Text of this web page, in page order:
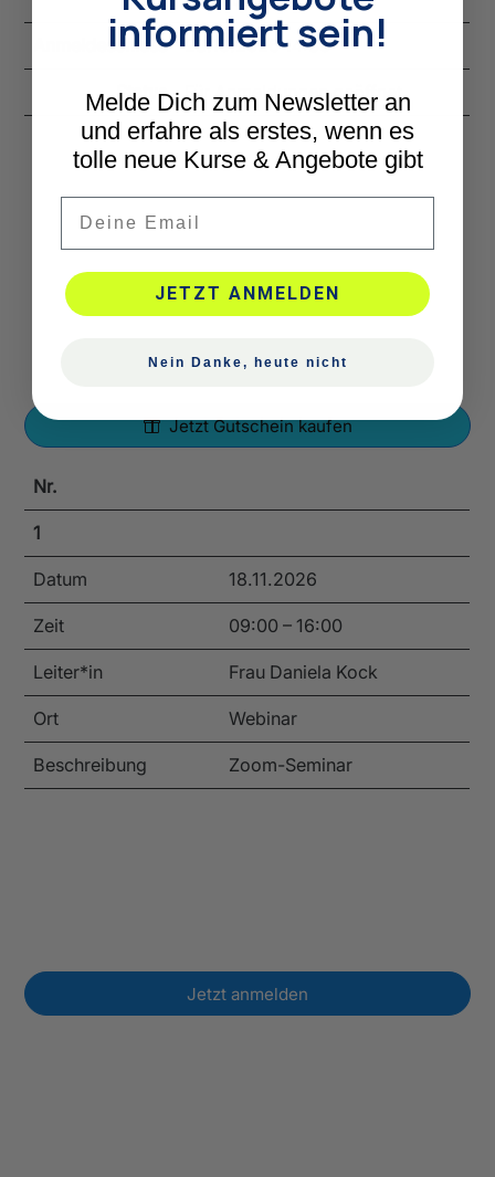
Anmeldeschluss 28.10.2026 14:30
Status Für Anmeldungen geöffnet
Jetzt Gutschein kaufen
Nr.
1
Datum 18.11.2026
Zeit 09:00 – 16:00
Leiter*in Frau Daniela Kock
Ort Webinar
Beschreibung Zoom-Seminar
Jetzt anmelden
informiert sein!
Melde Dich zum Newsletter an
und erfahre als erstes, wenn es
tolle neue Kurse & Angebote gibt
JETZT ANMELDEN
Nein Danke, heute nicht